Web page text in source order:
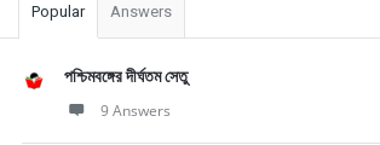
Popular Answers
পশ্চিমবঙ্গের দীর্ঘতম সেতু
9 Answers